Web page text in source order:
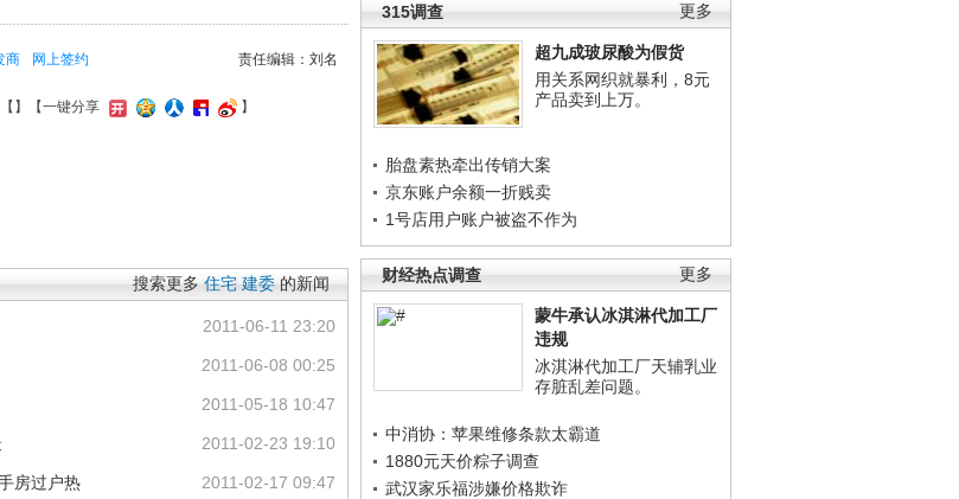
更多
315调查
超九成玻尿酸为假货
用关系网织就暴利，8元
产品卖到上万。
胎盘素热牵出传销大案
京东账户余额一折贱卖
1号店用户账户被盗不作为
更多
财经热点调查
蒙牛承认冰淇淋代加工厂
违规
冰淇淋代加工厂天辅乳业
存脏乱差问题。
中消协：苹果维修条款太霸道
1880元天价粽子调查
武汉家乐福涉嫌价格欺诈
责任编辑：刘名
商 网上签约
】 【一键分享 】
搜索更多 住宅 建委 的新闻
2011-06-11 23:20
2011-06-08 00:25
2011-05-18 10:47
2011-02-23 19:10
2011-02-17 09:47
房过户热